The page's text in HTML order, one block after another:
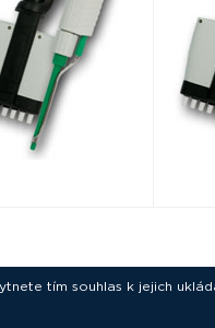
tím souhlas k jejich